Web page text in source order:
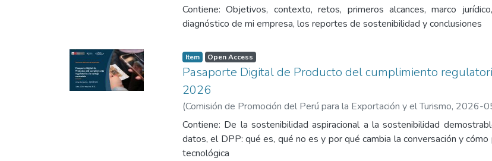
Contiene: Objetivos, contexto, retos, primeros alcances, marco
diagnóstico de mi empresa, los reportes de sostenibilidad y conclusiones
Item Open Access
Pasaporte Digital de Producto del cumplimiento
2026
(Comisión de Promoción del Perú para la Exportación y el Turismo, 2026-
Contiene: De la sostenibilidad aspiracional a la sostenibilidad
datos, el DPP: qué es, qué no es y por qué cambia la conversación y
tecnológica